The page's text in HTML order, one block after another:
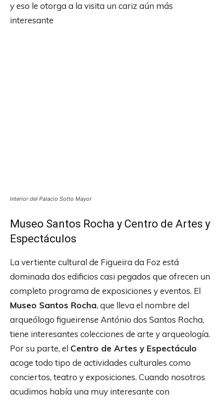
y eso le otorga a la visita un cariz aún más
interesante
Interior del Palacio Sotto Mayor
Museo Santos Rocha y Centro de Artes y
Espectáculos
La vertiente cultural de Figueira da Foz está
dominada dos edificios casi pegados que ofrecen un
completo programa de exposiciones y eventos. El
Museo Santos Rocha, que lleva el nombre del
arqueólogo figueirense António dos Santos Rocha,
tiene interesantes colecciones de arte y arqueología.
Por su parte, el Centro de Artes y Espectáculo
acoge todo tipo de actividades culturales como
conciertos, teatro y exposiciones. Cuando nosotros
acudimos había una muy interesante con